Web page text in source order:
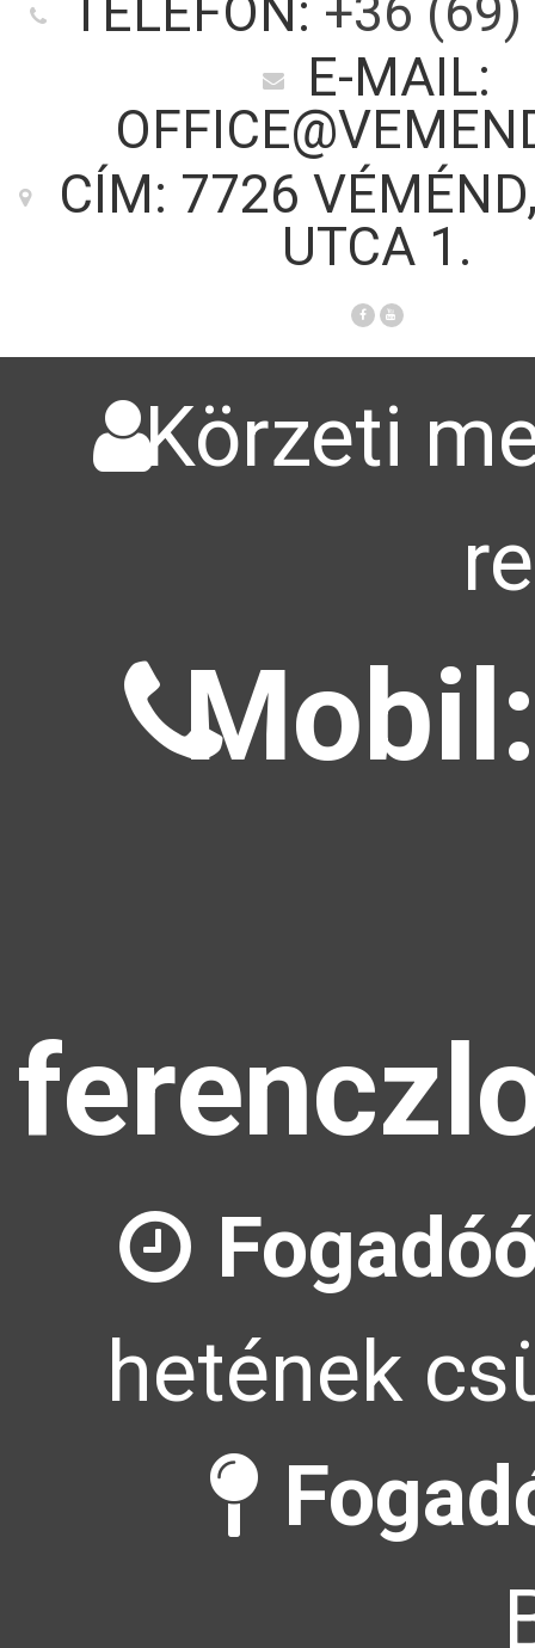
TELEFON: +36
E-MAIL:
CÍM: 7726
UTCA 1.
Körzeti
hetének